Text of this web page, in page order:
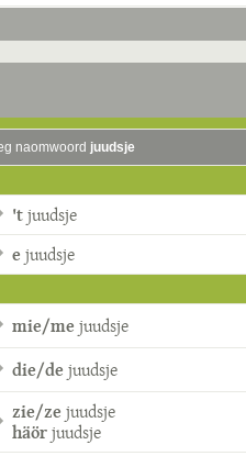
naomwoord juudsje
'tjuudsje
e juudsje
mie/me juudsje
die/de juudsje
zie/ze juudsje
häörjuudsje